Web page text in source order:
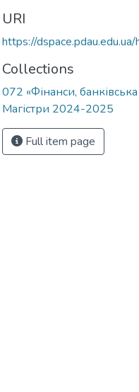
URI
https://
Collections
072 «Фінанси,
Магістри 2024-2025
Full item page